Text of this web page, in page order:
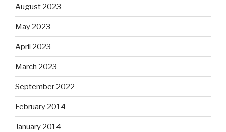
August 2023
May 2023
April 2023
March 2023
September 2022
February 2014
January 2014